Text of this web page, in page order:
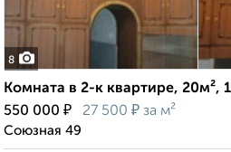
8
Комната в 2-к квартире, 20м²,
550 000 ₽ 27 500 ₽ за м²
Союзная 49